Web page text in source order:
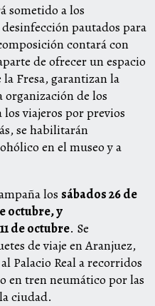
sometido a los
pautados para
contará con
de ofrecer un espacio
Fresa, garantizan la
organización de los
los viajeros por previos
se habilitarán
en el museo y a
los sábados 26 de
octubre, y
de octubre. Se
de viaje en Aranjuez,
Palacio Real a recorridos
en tren neumático por las
ciudad.